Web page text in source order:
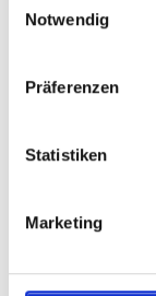
Notwendig
Präferenzen
Statistiken
Marketing
2 Nächte
Stellen Sie